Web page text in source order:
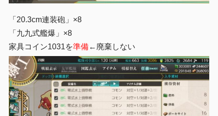
「20.3cm連装砲」×8
「九九式艦爆」×8
家具コイン1031を準備←廃棄しない